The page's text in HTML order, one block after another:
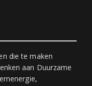
die te maken
aan Duurzame